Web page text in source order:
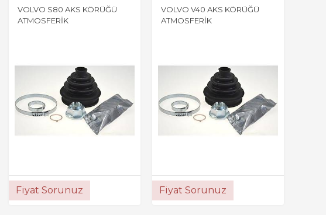
VOLVO S80 AKS KÖRÜĞÜ
ATMOSFERİK
Fiyat Sorunuz
VOLVO V40 AKS KÖRÜĞÜ
ATMOSFERİK
Fiyat Sorunuz